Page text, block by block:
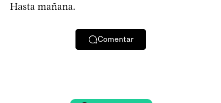
Hasta mañana.
Comentar